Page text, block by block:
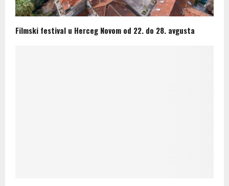
Filmski festival u Herceg Novom od 22. do 28. avgusta